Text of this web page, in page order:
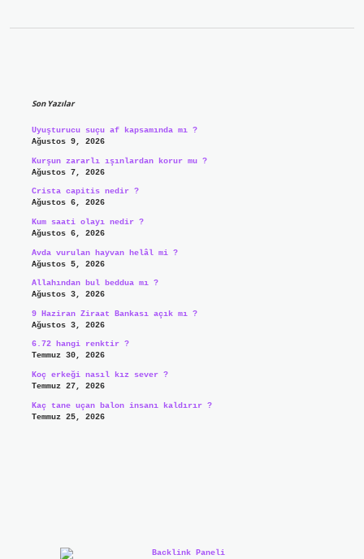
Son Yazılar
Uyuşturucu suçu af kapsamında mı ?
Ağustos 9, 2026
Kurşun zararlı ışınlardan korur mu ?
Ağustos 7, 2026
Crista capitis nedir ?
Ağustos 6, 2026
Kum saati olayı nedir ?
Ağustos 6, 2026
Avda vurulan hayvan helâl mi ?
Ağustos 5, 2026
Allahından bul beddua mı ?
Ağustos 3, 2026
9 Haziran Ziraat Bankası açık mı ?
Ağustos 3, 2026
6.72 hangi renktir ?
Temmuz 30, 2026
Koç erkeği nasıl kız sever ?
Temmuz 27, 2026
Kaç tane uçan balon insanı kaldırır ?
Temmuz 25, 2026